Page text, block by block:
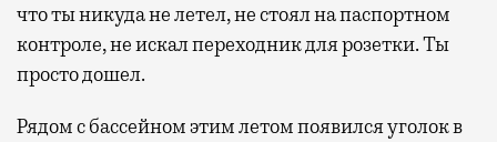
что ты никуда не летел, не стоял на паспортном
контроле, не искал переходник для розетки. Ты
просто дошел.
Рядом с бассейном этим летом появился уголок в